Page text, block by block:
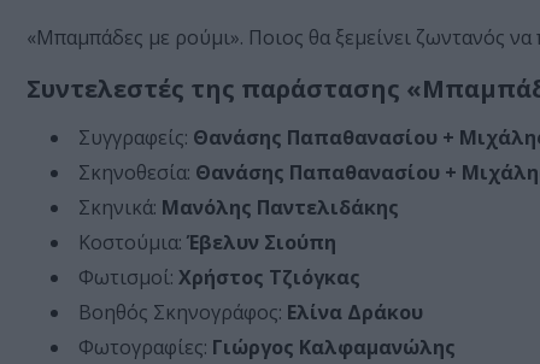
«Μπαμπάδες με ρούμι». Ποιος θα ξεμείνει ζωντανός να
Συντελεστές της παράστασης
Συγγραφείς: Θανάσης Παπαθανασίου +
Σκηνοθεσία: Θανάσης Παπαθανασίου +
Σκηνικά: Μανόλης Παντελιδάκης
Κοστούμια: Έβελυν Σιούπη
Φωτισμοί: Χρήστος Τζιόγκας
Βοηθός Σκηνογράφος: Ελίνα Δράκου
Φωτογραφίες: Γιώργος Καλφαμανώλης